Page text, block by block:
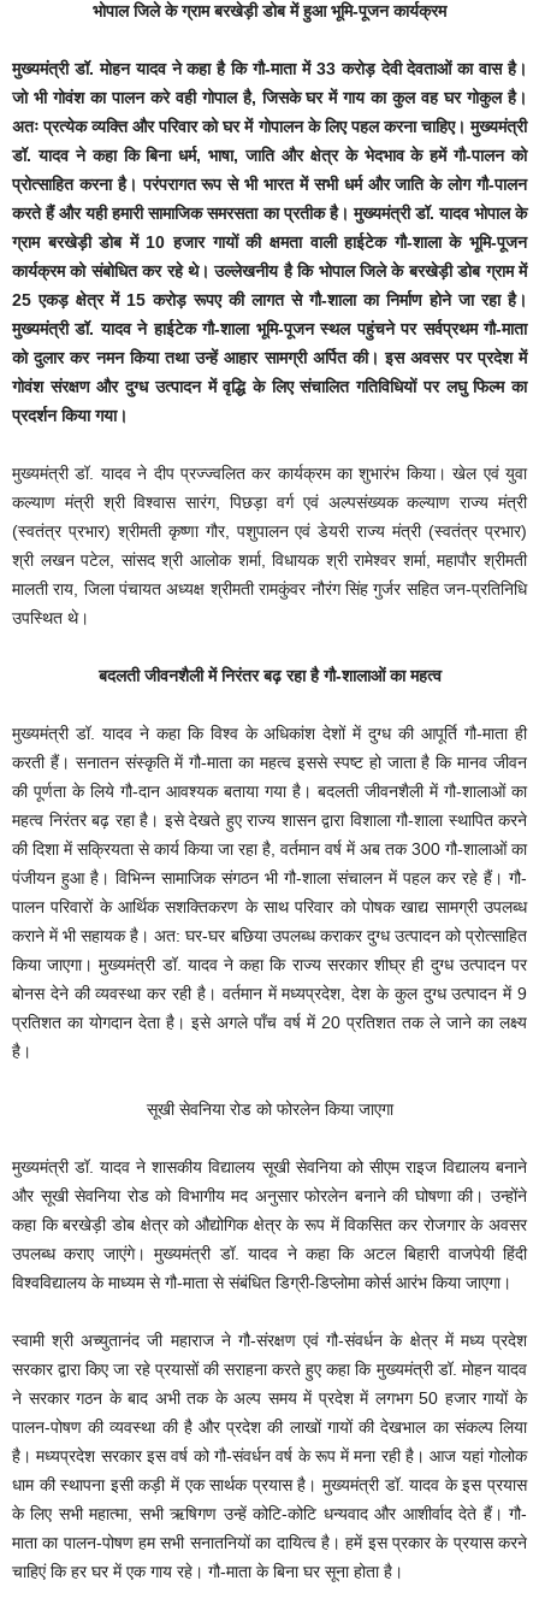
भोपाल जिले के ग्राम बरखेड़ी डोब में हुआ भूमि-पूजन कार्यक्रम
मुख्यमंत्री डॉ. मोहन यादव ने कहा है कि गौ-माता में 33 करोड़ देवी देवताओं का वास है।
जो भी गोवंश का पालन करे वही गोपाल है, जिसके घर में गाय का कुल वह घर गोकुल है।
अतः प्रत्येक व्यक्ति और परिवार को घर में गोपालन के लिए पहल करना चाहिए। मुख्यमंत्री
डॉ. यादव ने कहा कि बिना धर्म, भाषा, जाति और क्षेत्र के भेदभाव के हमें गौ-पालन को
प्रोत्साहित करना है। परंपरागत रूप से भी भारत में सभी धर्म और जाति के लोग गौ-पालन
करते हैं और यही हमारी सामाजिक समरसता का प्रतीक है। मुख्यमंत्री डॉ. यादव भोपाल के
ग्राम बरखेड़ी डोब में 10 हजार गायों की क्षमता वाली हाईटेक गौ-शाला के भूमि-पूजन
कार्यक्रम को संबोधित कर रहे थे। उल्लेखनीय है कि भोपाल जिले के बरखेड़ी डोब ग्राम में
25 एकड़ क्षेत्र में 15 करोड़ रूपए की लागत से गौ-शाला का निर्माण होने जा रहा है।
मुख्यमंत्री डॉ. यादव ने हाईटेक गौ-शाला भूमि-पूजन स्थल पहुंचने पर सर्वप्रथम गौ-माता
को दुलार कर नमन किया तथा उन्हें आहार सामग्री अर्पित की। इस अवसर पर प्रदेश में
गोवंश संरक्षण और दुग्ध उत्पादन में वृद्धि के लिए संचालित गतिविधियों पर लघु फिल्म का
प्रदर्शन किया गया।
मुख्यमंत्री डॉ. यादव ने दीप प्रज्ज्वलित कर कार्यक्रम का शुभारंभ किया। खेल एवं युवा
कल्याण मंत्री श्री विश्वास सारंग, पिछड़ा वर्ग एवं अल्पसंख्यक कल्याण राज्य मंत्री
(स्वतंत्र प्रभार) श्रीमती कृष्णा गौर, पशुपालन एवं डेयरी राज्य मंत्री (स्वतंत्र प्रभार)
श्री लखन पटेल, सांसद श्री आलोक शर्मा, विधायक श्री रामेश्वर शर्मा, महापौर श्रीमती
मालती राय, जिला पंचायत अध्यक्ष श्रीमती रामकुंवर नौरंग सिंह गुर्जर सहित जन-प्रतिनिधि
उपस्थित थे।
बदलती जीवनशैली में निरंतर बढ़ रहा है गौ-शालाओं का महत्व
मुख्यमंत्री डॉ. यादव ने कहा कि विश्व के अधिकांश देशों में दुग्ध की आपूर्ति गौ-माता ही
करती हैं। सनातन संस्कृति में गौ-माता का महत्व इससे स्पष्ट हो जाता है कि मानव जीवन
की पूर्णता के लिये गौ-दान आवश्यक बताया गया है। बदलती जीवनशैली में गौ-शालाओं का
महत्व निरंतर बढ़ रहा है। इसे देखते हुए राज्य शासन द्वारा विशाला गौ-शाला स्थापित करने
की दिशा में सक्रियता से कार्य किया जा रहा है, वर्तमान वर्ष में अब तक 300 गौ-शालाओं का
पंजीयन हुआ है। विभिन्न सामाजिक संगठन भी गौ-शाला संचालन में पहल कर रहे हैं। गौ-
पालन परिवारों के आर्थिक सशक्तिकरण के साथ परिवार को पोषक खाद्य सामग्री उपलब्ध
कराने में भी सहायक है। अत: घर-घर बछिया उपलब्ध कराकर दुग्ध उत्पादन को प्रोत्साहित
किया जाएगा। मुख्यमंत्री डॉ. यादव ने कहा कि राज्य सरकार शीघ्र ही दुग्ध उत्पादन पर
बोनस देने की व्यवस्था कर रही है। वर्तमान में मध्यप्रदेश, देश के कुल दुग्ध उत्पादन में 9
प्रतिशत का योगदान देता है। इसे अगले पाँच वर्ष में 20 प्रतिशत तक ले जाने का लक्ष्य
है।
सूखी सेवनिया रोड को फोरलेन किया जाएगा
मुख्यमंत्री डॉ. यादव ने शासकीय विद्यालय सूखी सेवनिया को सीएम राइज विद्यालय बनाने
और सूखी सेवनिया रोड को विभागीय मद अनुसार फोरलेन बनाने की घोषणा की। उन्होंने
कहा कि बरखेड़ी डोब क्षेत्र को औद्योगिक क्षेत्र के रूप में विकसित कर रोजगार के अवसर
उपलब्ध कराए जाएंगे। मुख्यमंत्री डॉ. यादव ने कहा कि अटल बिहारी वाजपेयी हिंदी
विश्वविद्यालय के माध्यम से गौ-माता से संबंधित डिग्री-डिप्लोमा कोर्स आरंभ किया जाएगा।
स्वामी श्री अच्युतानंद जी महाराज ने गौ-संरक्षण एवं गौ-संवर्धन के क्षेत्र में मध्य प्रदेश
सरकार द्वारा किए जा रहे प्रयासों की सराहना करते हुए कहा कि मुख्यमंत्री डॉ. मोहन यादव
ने सरकार गठन के बाद अभी तक के अल्प समय में प्रदेश में लगभग 50 हजार गायों के
पालन-पोषण की व्यवस्था की है और प्रदेश की लाखों गायों की देखभाल का संकल्प लिया
है। मध्यप्रदेश सरकार इस वर्ष को गौ-संवर्धन वर्ष के रूप में मना रही है। आज यहां गोलोक
धाम की स्थापना इसी कड़ी में एक सार्थक प्रयास है। मुख्यमंत्री डॉ. यादव के इस प्रयास
के लिए सभी महात्मा, सभी ऋषिगण उन्हें कोटि-कोटि धन्यवाद और आशीर्वाद देते हैं। गौ-
माता का पालन-पोषण हम सभी सनातनियों का दायित्व है। हमें इस प्रकार के प्रयास करने
चाहिएं कि हर घर में एक गाय रहे। गौ-माता के बिना घर सूना होता है।